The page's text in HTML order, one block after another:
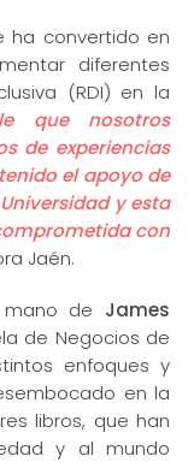
ha convertido en
diferentes
(RDI) en la
que nosotros
de experiencias
el apoyo de
y esta
con
Jaén.
de James
de Negocios de
enfoques y
en la
libros, que han
y al mundo